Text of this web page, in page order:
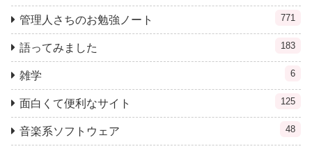
管理人さちのお勉強ノート 771
語ってみました 183
雑学 6
面白くて便利なサイト 125
音楽系ソフトウェア 48